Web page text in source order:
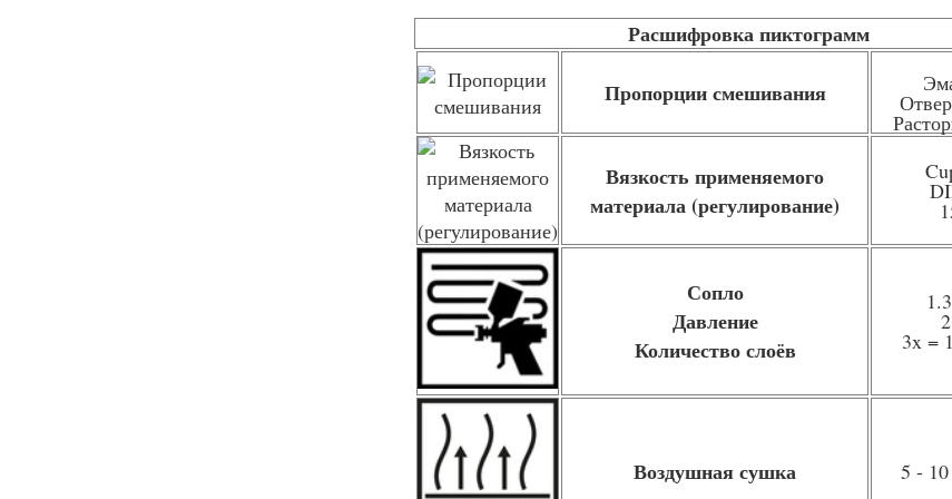
Расшифровка пиктограмм
Пропорции смешивания
Вязкость применяемого
материала (регулирование)
Сопло
Давление
Количество слоёв
3x =
Воздушная сушка 5 -